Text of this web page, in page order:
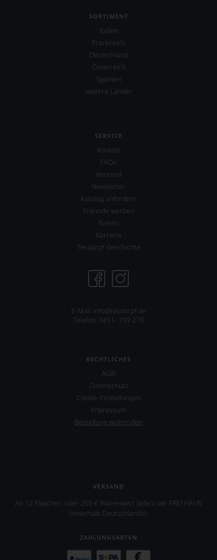
SORTIMENT
Italien
Frankreich
Deutschland
Österreich
Spanien
weitere Länder
SERVICE
Kontakt
FAQs
Versand
Newsletter
Katalog anfordern
Freunde werben
Events
Karriere
Tesdorpf Geschichte
E-Mail: info@tesdorpf.de
Telefon: 0451- 799 270
RECHTLICHES
AGB
Datenschutz
Cookie-Einstellungen
Impressum
Bestellung widerrufen
VERSAND
Ab 12 Flaschen oder 250 € Warenwert liefern wir FREI HAUS
(innerhalb Deutschlands).
ZAHLUNGSARTEN